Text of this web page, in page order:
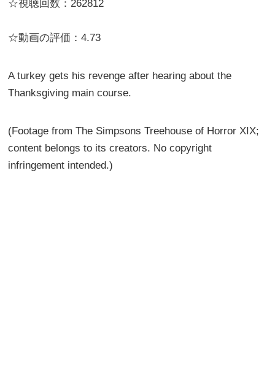
☆視聴回数：262812
☆動画の評価：4.73
A turkey gets his revenge after hearing about the
Thanksgiving main course.
(Footage from The Simpsons Treehouse of Horror XIX;
content belongs to its creators. No copyright
infringement intended.)